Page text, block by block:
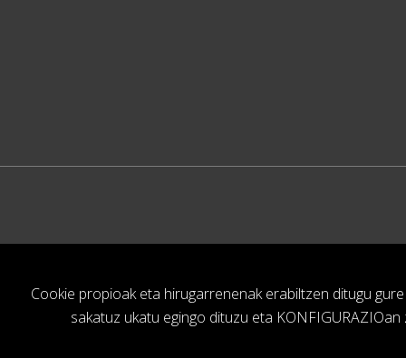
Cookie propioak eta hirugarrenenak erabiltzen ditugu
sakatuz ukatu egingo dituzu eta